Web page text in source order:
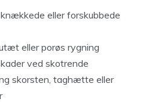
eller forskubbede
eller porøs rygning
ved skotrende
skorsten, taghætte eller